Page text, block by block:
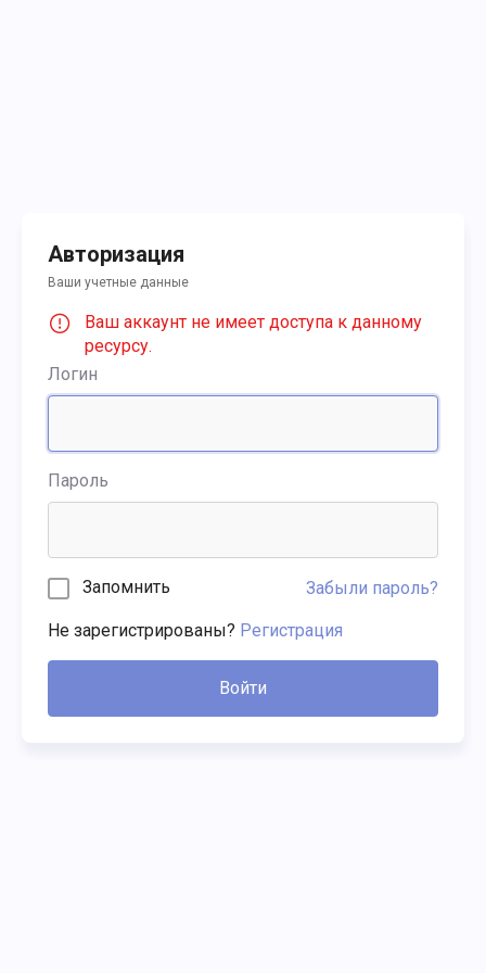
Авторизация
Ваши учетные данные
Ваш аккаунт не имеет доступа к данному
ресурсу.
Логин
Пароль
Запомнить Забыли пароль?
Не зарегистрированы? Регистрация